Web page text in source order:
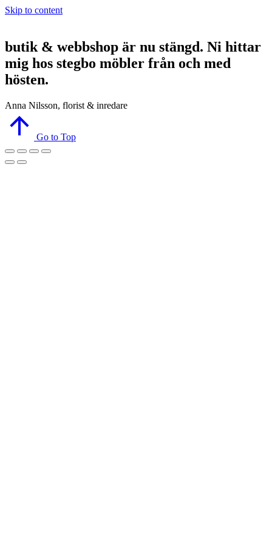
Skip to content
butik & webbshop är nu stängd. Ni hittar
mig hos stegbo möbler från och med
hösten.
Anna Nilsson, florist & inredare
Go to Top